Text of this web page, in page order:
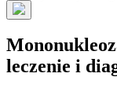
leczenie i